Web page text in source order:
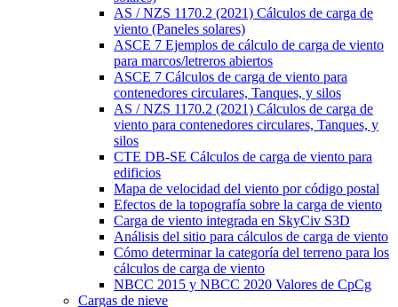
AS / NZS 1170.2 (2021) Cálculos de carga de
viento (Paneles solares)
ASCE 7 Ejemplos de cálculo de carga de viento
para marcos/letreros abiertos
ASCE 7 Cálculos de carga de viento para
contenedores circulares, Tanques, y silos
AS / NZS 1170.2 (2021) Cálculos de carga de
viento para contenedores circulares, Tanques, y
silos
CTE DB-SE Cálculos de carga de viento para
edificios
Mapa de velocidad del viento por código postal
Efectos de la topografía sobre la carga de viento
Carga de viento integrada en SkyCiv S3D
Análisis del sitio para cálculos de carga de viento
Cómo determinar la categoría del terreno para los
cálculos de carga de viento
NBCC 2015 y NBCC 2020 Valores de CpCg
Cargas de nieve